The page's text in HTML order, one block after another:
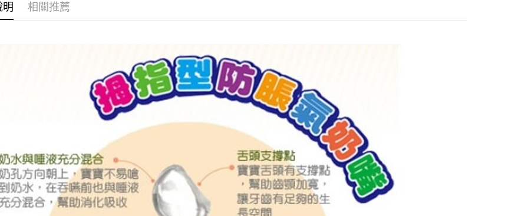
求債權轉讓予恩沛科技股份有限公司。
２．關於個人資料處理事宜，請瀏覽以下網址：
https://aftee.tw/terms/#terms3
３．未成年的使用者請事先徵得法定代理人或監護人之同意方可使用
「AFTEE先享後付」，若未經同意申辦者引起之損失，本公司不負相關責
４．使用「AFTEE先享後付」時，將依據個別帳號之用戶狀況，依本公司
即時審查核予不同之上限額度；若仍有額度不足之情形，本公司將視審查
結果請求用戶進行身份認證。
５．嚴禁一人註冊多個帳號或使用他人資訊註冊。若發現惡意使用之情
形，恩沛科技股份有限公司將有權停止該用戶之使用額度並採取法律行
動。
明 相關推薦